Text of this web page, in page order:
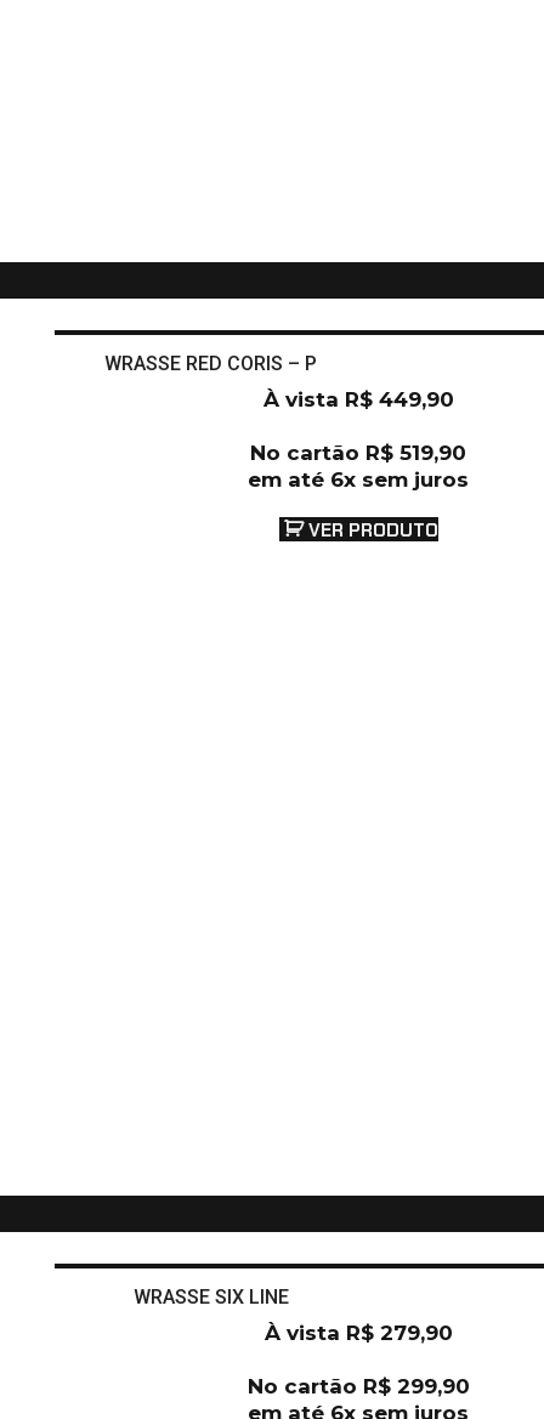
WRASSE RED CORIS – P
À vista R$449,90
No cartão R$ 519,90
em até 6x sem juros
VER PRODUTO
WRASSE SIX LINE
À vista R$279,90
No cartão R$299,90
em até 6x sem juros